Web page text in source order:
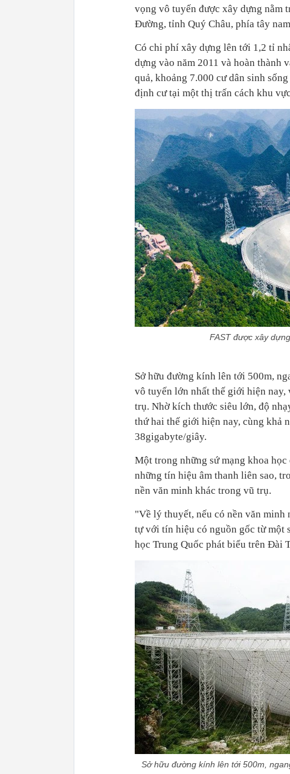
vọng vô tuyến được xây dựng nằm
Đường, tỉnh Quý Châu, phía tây
Có chi phí xây dựng lên tới 1,2 tỉ
dựng vào năm 2011 và hoàn thành
quả, khoảng 7.000 cư dân sinh
định cư tại một thị trấn cách khu
FAST được xây
Sở hữu đường kính lên tới 500m,
vô tuyến lớn nhất thế giới hiện
trụ. Nhờ kích thước siêu lớn, độ
thứ hai thế giới hiện nay, cùng khả
38gigabyte/giây.
Một trong những sứ mạng khoa
những tín hiệu âm thanh liên sao,
nền văn minh khác trong vũ trụ.
"Về lý thuyết, nếu có nền văn minh
tự với tín hiệu có nguồn gốc từ một
học Trung Quốc phát biểu trên Đài
Sở hữu đường kính lên tới 500m,